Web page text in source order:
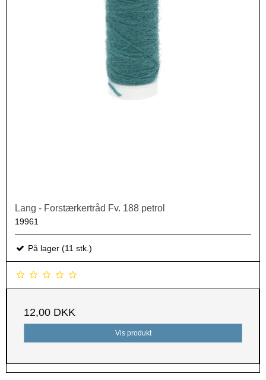
Lang - Forstærkertråd Fv. 188 petrol
19961
På lager (11 stk.)
12,00 DKK
Vis produkt